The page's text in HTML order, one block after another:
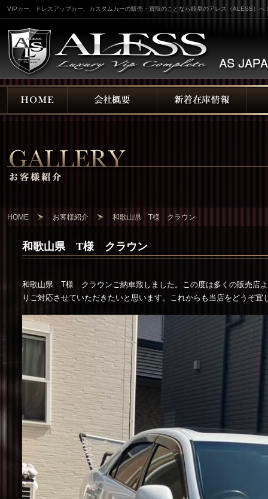
VIPカー、ドレスアップカー、カスタムカーの販売・買取のことなら岐阜のアレス（ALESS）へ
HOME お客様紹介 和歌山県 T様 クラウン
和歌山県 T様 クラウン
和歌山県 T様 クラウンご納車致しました。この度は多くの販売店
りご対応させていただきたいと思います。これからも当店をどうぞ